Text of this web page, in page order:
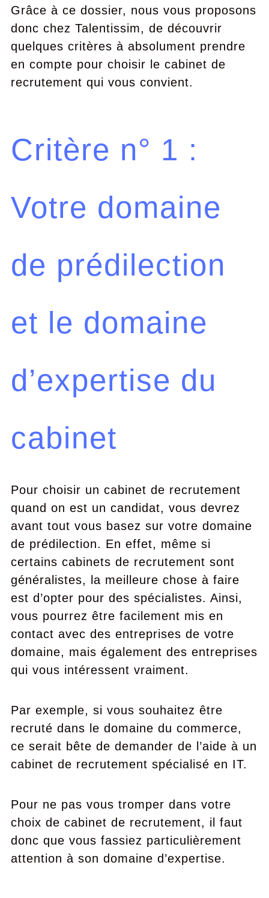
Grâce à ce dossier, nous vous proposons
donc chez Talentissim, de découvrir
quelques critères à absolument prendre
en compte pour choisir le cabinet de
recrutement qui vous convient.
Critère n° 1 :
Votre domaine
de prédilection
et le domaine
d’expertise du
cabinet
Pour choisir un cabinet de recrutement
quand on est un candidat, vous devrez
avant tout vous basez sur votre domaine
de prédilection. En effet, même si
certains cabinets de recrutement sont
généralistes, la meilleure chose à faire
est d’opter pour des spécialistes. Ainsi,
vous pourrez être facilement mis en
contact avec des entreprises de votre
domaine, mais également des entreprises
qui vous intéressent vraiment.
Par exemple, si vous souhaitez être
recruté dans le domaine du commerce,
ce serait bête de demander de l’aide à un
cabinet de recrutement spécialisé en IT.
Pour ne pas vous tromper dans votre
choix de cabinet de recrutement, il faut
donc que vous fassiez particulièrement
attention à son domaine d’expertise.